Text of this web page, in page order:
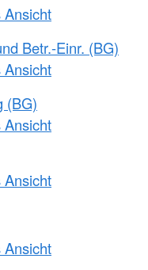
Ansicht
Betr.-Einr. (BG)
Ansicht
(BG)
Ansicht
Ansicht
Ansicht